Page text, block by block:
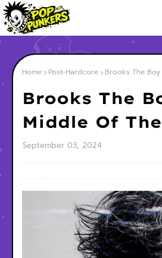
Home Post-Hardcore Brooks The
Brooks The
Middle Of
September 03, 2024